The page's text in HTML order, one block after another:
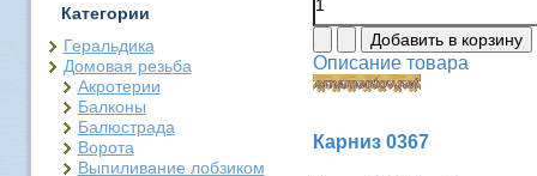
Категории
Геральдика
Домовая резьба
Акротерии
Балконы
Балюстрада
Ворота
Выпиливание лобзиком
Описание товара
Карниз 0367